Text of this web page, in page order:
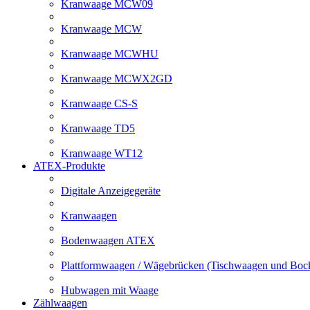
Kranwaage MCW09
Kranwaage MCW
Kranwaage MCWHU
Kranwaage MCWX2GD
Kranwaage CS-S
Kranwaage TD5
Kranwaage WT12
ATEX-Produkte
Digitale Anzeigegeräte
Kranwaagen
Bodenwaagen ATEX
Plattformwaagen / Wägebrücken (Tischwaagen und
Hubwagen mit Waage
Zählwaagen